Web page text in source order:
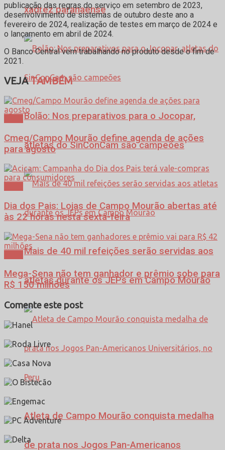
xadrez paranaense
Bolão: Nos preparativos para o Jocopar,
atletas do SinConCam são campeões
Mais de 40 mil refeições serão servidas aos
atletas durante os JEPs em Campo Mourão
Atleta de Campo Mourão conquista medalha
de prata nos Jogos Pan-Americanos
publicação das regras do serviço em setembro de 2023,
desenvolvimento de sistemas de outubro deste ano a
fevereiro de 2024, realização de testes em março de 2024 e
o lançamento em abril de 2024.
O Banco Central vem trabalhando no produto desde o fim de
2021.
VEJATAMBÉM
Cmeg/Campo Mourão define agenda de ações
para agosto
Dia dos Pais: Lojas de Campo Mourão abertas até
às 22 horas nesta sexta-feira
Mega-Sena não tem ganhador e prêmio sobe para
R$ 150 milhões
Comente este post